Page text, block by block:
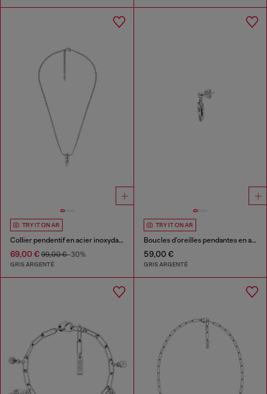
TRY IT ON AR
Collier pendentif en acier inoxydable
69,00 € 99,00 €-30%
GRIS ARGENTÉ
TRY IT ON AR
Boucles d'oreilles pendantes en acier inoxydable
59,00 €
GRIS ARGENTÉ